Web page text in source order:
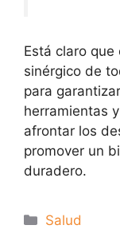
Está claro
sinérgico de
para
herramientas
afrontar los
promover un
duradero.
Categorías
Salud